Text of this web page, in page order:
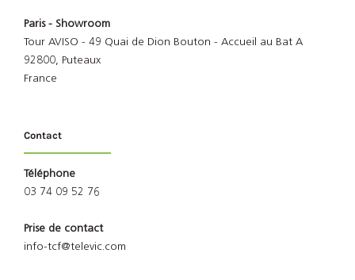
Paris - Showroom
Tour AVISO - 49 Quai de Dion Bouton - Accueil au Bat A
92800, Puteaux
France
Contact
Téléphone
03 74 09 52 76
Prise de contact
info-tcf@televic.com